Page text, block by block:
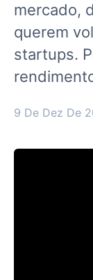
mercado,
querem
startups.
9 De Dez De